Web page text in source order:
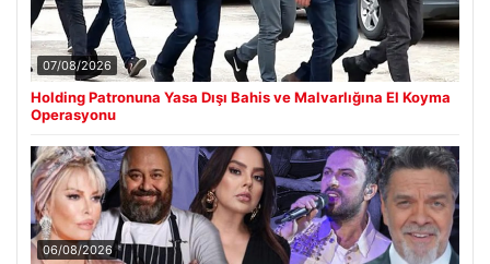
07/08/2026
Holding Patronuna Yasa Dışı Bahis ve Malvarlığına El Koyma
Operasyonu
06/08/2026